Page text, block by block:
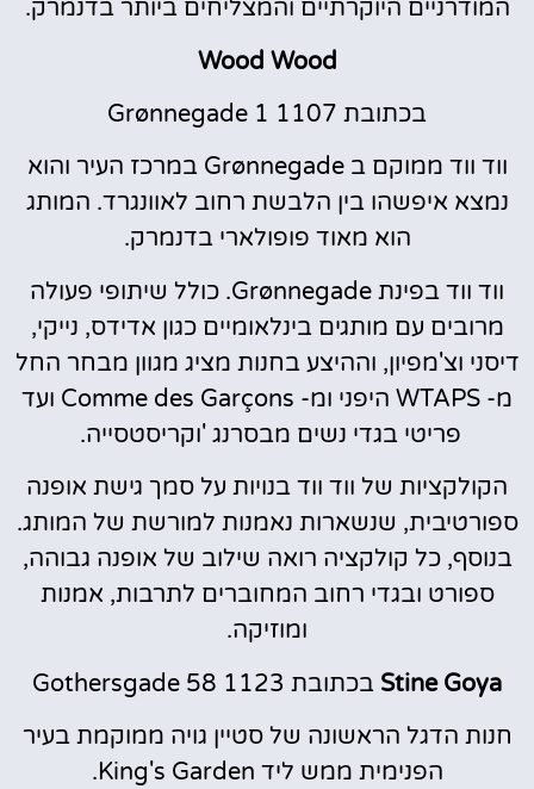
המודרניים היוקרתיים והמצליחים ביותר בדנמרק.
Wood Wood
בכתובת Grønnegade 1 1107
ווד ווד ממוקם ב Grønnegade במרכז העיר והוא
נמצא איפשהו בין הלבשת רחוב לאוונגרד. המותג
הוא מאוד פופולארי בדנמרק.
ווד ווד בפינת Grønnegade. כולל שיתופי פעולה
מרובים עם מותגים בינלאומיים כגון אדידס, נייקי,
דיסני וצ'מפיון, וההיצע בחנות מציג מגוון מבחר החל
מ- WTAPS היפני ומ- Comme des Garçons ועד
פריטי בגדי נשים מבסרנג 'וקריסטסייה.
הקולקציות של ווד ווד בנויות על סמך גישת אופנה
ספורטיבית, שנשארות נאמנות למורשת של המותג.
בנוסף, כל קולקציה רואה שילוב של אופנה גבוהה,
ספורט ובגדי רחוב המחוברים לתרבות, אמנות
ומוזיקה.
Stine Goya בכתובת Gothersgade 58 1123
חנות הדגל הראשונה של סטיין גויה ממוקמת בעיר
הפנימית ממש ליד King's Garden.